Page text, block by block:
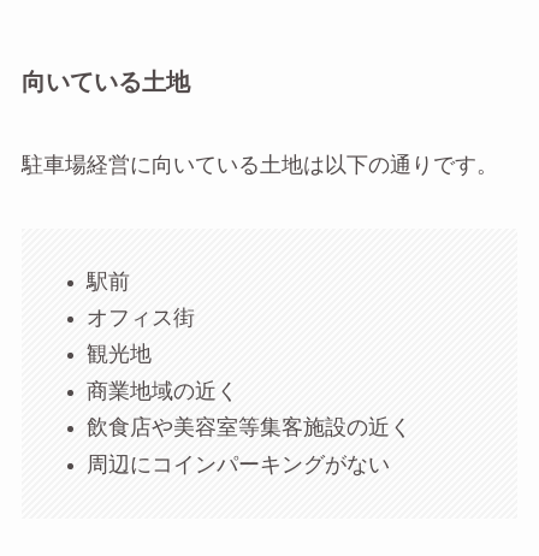
向いている土地
駐車場経営に向いている土地は以下の通りです。
駅前
オフィス街
観光地
商業地域の近く
飲食店や美容室等集客施設の近く
周辺にコインパーキングがない